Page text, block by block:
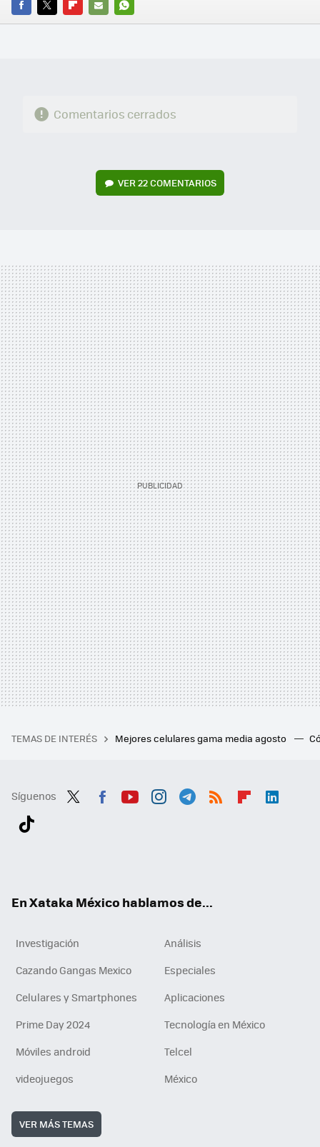
FACEBOOK
TWITTERFLIPBOARD
E-
WHATSAPP
Comentarios cerrados
VER22 COMENTARIOS
TEMAS DE INTERÉS Mejores celulares gama media agosto
Síguenos
En Xataka México hablamos de...
Investigación
Análisis
Cazando Gangas Mexico
Especiales
Celulares y Smartphones
Aplicaciones
Prime Day 2024
Tecnología en México
Móviles android
Telcel
videojuegos
México
VER MÁS TEMAS